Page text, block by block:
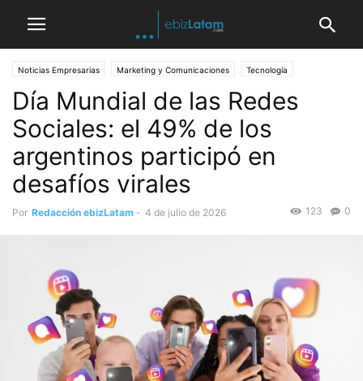
Noticias Empresarias Marketing y Comunicaciones Tecnología
Seguridad
Día Mundial de las Redes
Sociales: el 49% de los
argentinos participó en
desafíos virales
Por Redacción ebizLatam - 4 de julio de 2026 0
123